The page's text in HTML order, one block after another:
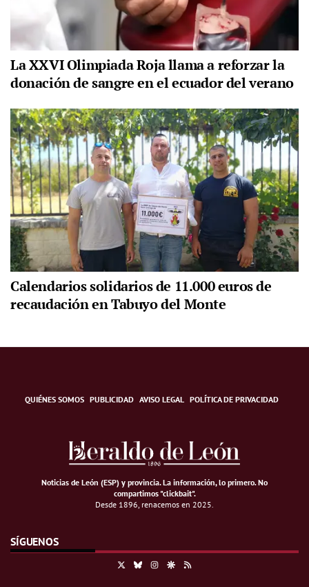
La XXVI Olimpiada Roja llama a reforzar la
donación de sangre en el ecuador del verano
Calendarios solidarios de 11.000 euros de
recaudación en Tabuyo del Monte
QUIÉNES SOMOS PUBLICIDAD AVISO LEGAL POLÍTICA DE PRIVACIDAD
Noticias de León (ESP) y provincia. La información, lo primero.No
compartimos "clickbait".
Desde 1896, renacemos en 2025.
SÍGUENOS
BlueskyInstagramGoogle Discover